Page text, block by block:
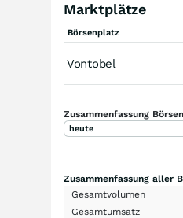
Marktplätze
Börsenplatz
Vontobel
Zusammenfassung
heute
Zusammenfassung aller
Gesamtvolumen
Gesamtumsatz